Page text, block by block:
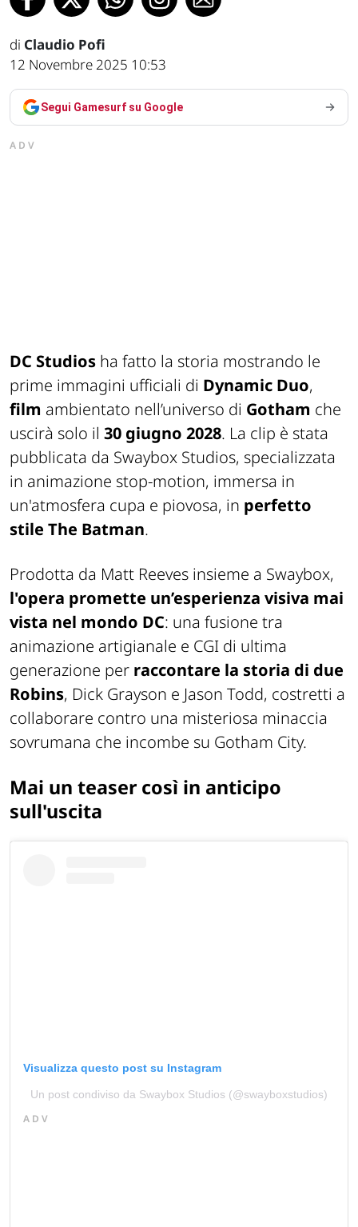
di Claudio Pofi
12 Novembre 2025 10:53
Segui Gamesurf su Google
ADV
DC Studios ha fatto la storia mostrando le
prime immagini ufficiali di Dynamic Duo,
film ambientato nell’universo di Gotham che
uscirà solo il 30 giugno 2028. La clip è stata
pubblicata da Swaybox Studios, specializzata
in animazione stop-motion, immersa in
un'atmosfera cupa e piovosa, in perfetto
stile The Batman.
Prodotta da Matt Reeves insieme a Swaybox,
l'opera promette un’esperienza visiva mai
vista nel mondo DC: una fusione tra
animazione artigianale e CGI di ultima
generazione per raccontare la storia di due
Robins, Dick Grayson e Jason Todd, costretti a
collaborare contro una misteriosa minaccia
sovrumana che incombe su Gotham City.
Mai un teaser così in anticipo
sull'uscita
Visualizza questo post su Instagram
Un post condiviso da Swaybox Studios (@swayboxstudios)
ADV